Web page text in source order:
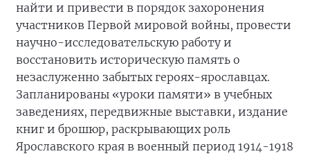
найти и привести в порядок захоронения
участников Первой мировой войны, провести
научно-исследовательскую работу и
восстановить историческую память о
незаслуженно забытых героях-ярославцах.
Запланированы «уроки памяти» в учебных
заведениях, передвижные выставки, издание
книг и брошюр, раскрывающих роль
Ярославского края в военный период 1914-1918